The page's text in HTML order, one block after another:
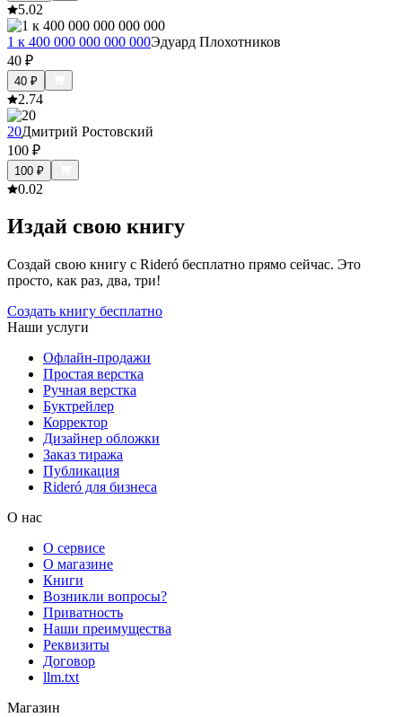
5.02
1 к 400 000 000 000 000Эдуард Плохотников
40 ₽
40 ₽
2.74
20Дмитрий Ростовский
100 ₽
100 ₽
0.02
Издай свою книгу
Создай свою книгу с Rideró бесплатно прямо сейчас. Это
просто, как раз, два, три!
Создать книгу бесплатно
Наши услуги
Офлайн-продажи
Простая верстка
Ручная верстка
Буктрейлер
Корректор
Дизайнер обложки
Заказ тиража
Публикация
Rideró для бизнеса
О нас
О сервисе
О магазине
Книги
Возникли вопросы?
Приватность
Наши преимущества
Реквизиты
Договор
llm.txt
Магазин